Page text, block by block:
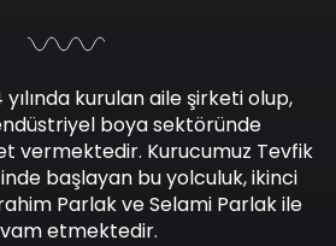
yılında kurulan aile şirketi olup,
boya sektöründe
vermektedir. Kurucumuz Tevfik
başlayan bu yolculuk, ikinci
Parlak ve Selami Parlak ile
etmektedir.